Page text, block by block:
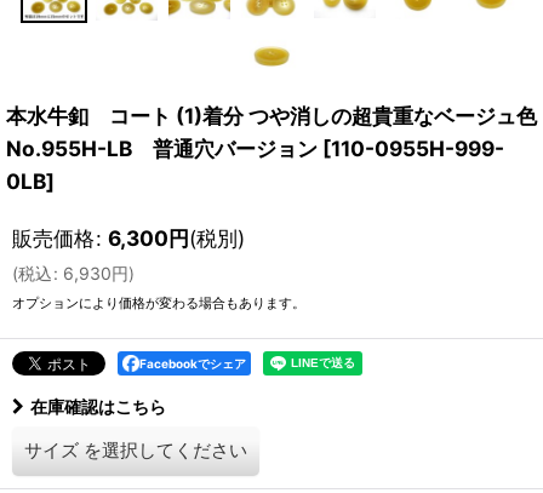
本水牛釦 コート (1)着分 つや消しの超貴重なベージュ色
No.955H-LB 普通穴バージョン [110-0955H-999-
0LB]
販売価格: 6,300円(税別)
(税込: 6,930円)
オプションにより価格が変わる場合もあります。
Facebookでシェア
在庫確認はこちら
サイズ を選択してください